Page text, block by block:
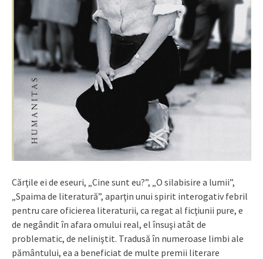
Cărţile ei de eseuri, „Cine sunt eu?”, „O silabisire a lumii”,
„Spaima de literatură”, aparţin unui spirit interogativ febril
pentru care oficierea literaturii, ca regat al ficţiunii pure, e
de negândit în afara omului real, el însuşi atât de
problematic, de neliniştit. Tradusă în numeroase limbi ale
pământului, ea a beneficiat de multe premii literare